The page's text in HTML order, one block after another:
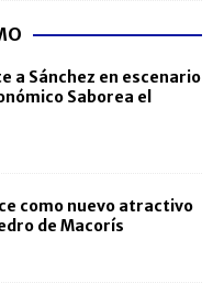
a Sánchez en escenario
Saborea el
como nuevo atractivo
de Macorís